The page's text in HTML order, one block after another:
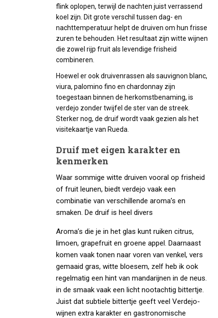
flink oplopen, terwijl de nachten juist verrassend
koel zijn. Dit grote verschil tussen dag- en
nachttemperatuur helpt de druiven om hun frisse
zuren te behouden. Het resultaat zijn witte wijnen
die zowel rijp fruit als levendige frisheid
combineren.
Hoewel er ook druivenrassen als sauvignon blanc,
viura, palomino fino en chardonnay zijn
toegestaan binnen de herkomstbenaming, is
verdejo zonder twijfel de ster van de streek.
Sterker nog, de druif wordt vaak gezien als het
visitekaartje van Rueda.
Druif met eigen karakter en
kenmerken
Waar sommige witte druiven vooral op frisheid
of fruit leunen, biedt verdejo vaak een
combinatie van verschillende aroma’s en
smaken. De druif is heel divers
Aroma’s die je in het glas kunt ruiken citrus,
limoen, grapefruit en groene appel. Daarnaast
komen vaak tonen naar voren van venkel, vers
gemaaid gras, witte bloesem, zelf heb ik ook
regelmatig een hint van mandarijnen in de neus.
in de smaak vaak een licht nootachtig bittertje.
Juist dat subtiele bittertje geeft veel Verdejo-
wijnen extra karakter en gastronomische